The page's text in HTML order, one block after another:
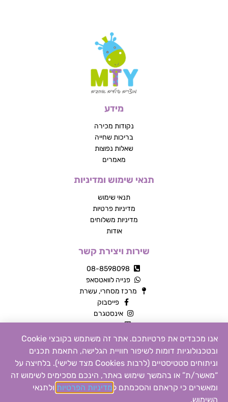
0
מידע
נקודות מכירה
בריכות שחייה
שאלות נפוצות
מאמרים
תנאי שימוש ומדיניות
תנאי שימוש
מדיניות פרטיות
מדיניות משלוחים
אודות
שירות ויצירת קשר
08-8598098
פנייה לוואטסאפ
מרכז מסחרי, עשרת
פייסבוק
אינסטגרם
צור קשר
כל הזכויות שמורות © 2026 | MTY מוצרים שילדים אוהבים
הקנייה באתר זה מאובטחת
Design byMONDO
אנו מכבדים את פרטיותכם. אתר זה משתמש בקובצי Cookie
ובטכנולוגיות דומות לשיפור חוויית הגלישה, התאמת תכנים
וניתוחים סטטיסטיים (לרבות Cookies מצד שלישי). בלחיצה על
“מאשר/ת” או בהמשך שימוש באתר, הינכם מסכימים לשימוש זה
ומאשרים כי קראתם והסכמתם ל מדיניות הפרטיות ולתנאי
השימוש.